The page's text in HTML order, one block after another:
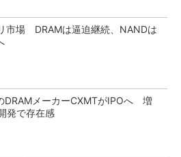
市場 DRAMは逼迫継続、NANDは
DRAMメーカーCXMTがIPOへ 増
発で存在感